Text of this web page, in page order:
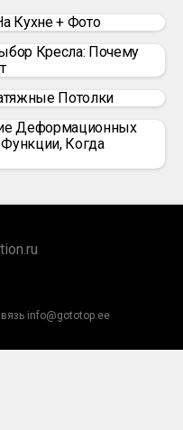
Кухне + Фото
Кресла: Почему
Потолки
Деформационных
Когда
info@gototop.ee